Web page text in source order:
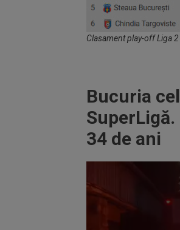
Clasament play-off Liga
Bucuria
34 de ani